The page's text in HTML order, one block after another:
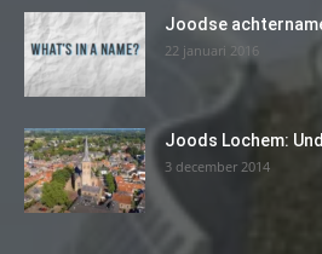
Joodse
22 januari 2016
Joods Lochem:
3 december 2014